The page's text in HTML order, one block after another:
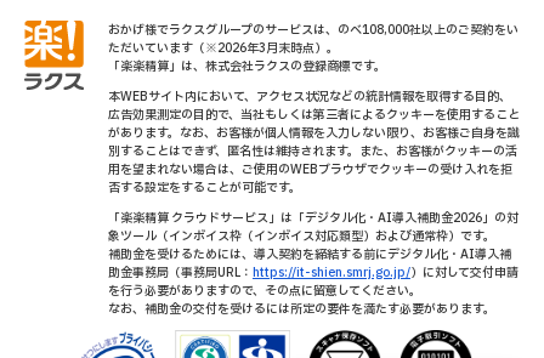
おかげ様でラクスグループのサービスは、のべ108,000社以上のご契約をい
ただいています（※2026年3月末時点）。
「楽楽精算」は、株式会社ラクスの登録商標です。
本WEBサイト内において、アクセス状況などの統計情報を取得する目的、
広告効果測定の目的で、当社もしくは第三者によるクッキーを使用すること
があります。なお、お客様が個人情報を入力しない限り、お客様ご自身を識
別することはできず、匿名性は維持されます。また、お客様がクッキーの活
用を望まれない場合は、ご使用のWEBブラウザでクッキーの受け入れを拒
否する設定をすることが可能です。
「楽楽精算 クラウドサービス」は「デジタル化・AI導入補助金2026」の対
象ツール（インボイス枠（インボイス対応類型）および通常枠）です。
補助金を受けるためには、導入契約を締結する前にデジタル化・AI導入補
助金事務局（事務局URL： https://it-shien.smrj.go.jp/）に対して交付申請
を行う必要がありますので、その点に留意してください。
なお、補助金の交付を受けるには所定の要件を満たす必要があります。